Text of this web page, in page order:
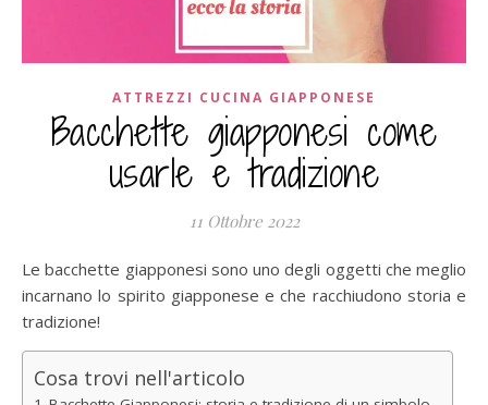
ATTREZZI CUCINA GIAPPONESE
Bacchette giapponesi come
usarle e tradizione
11 Ottobre 2022
Le bacchette giapponesi sono uno degli oggetti che meglio
incarnano lo spirito giapponese e che racchiudono storia e
tradizione!
Cosa trovi nell'articolo